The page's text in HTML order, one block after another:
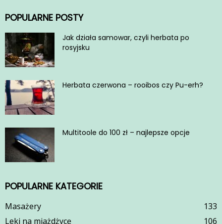
POPULARNE POSTY
Jak działa samowar, czyli herbata po
rosyjsku
Herbata czerwona – rooibos czy Pu-erh?
Multitoole do 100 zł – najlepsze opcje
POPULARNE KATEGORIE
Masażery
133
Leki na miażdżycę
106